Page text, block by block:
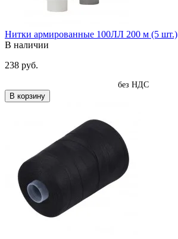
Нитки армированные 100ЛЛ 200 м (5 шт.)
В наличии
238 руб.
без НДС
В корзину